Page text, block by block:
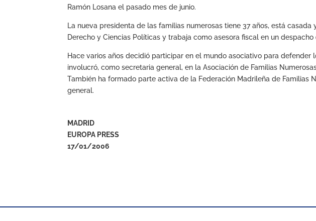
Ramón Losana el pasado mes de junio.
La nueva presidenta de las familias numerosas tiene 37 años, está
Derecho y Ciencias Políticas y trabaja como asesora fiscal en un despacho
Hace varios años decidió participar en el mundo asociativo para defender
involucró, como secretaria general, en la Asociación de Familias
También ha formado parte activa de la Federación Madrileña de Familias
general.
MADRID
EUROPA PRESS
17/01/2006